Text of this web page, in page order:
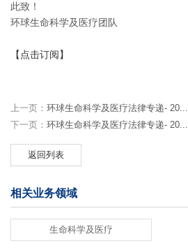
此致！
环球生命科学及医疗团队
【点击订阅】
上一页： 环球生命科学及医疗法律专递- 20...
下一页： 环球生命科学及医疗法律专递- 20...
返回列表
相关业务领域
生命科学及医疗